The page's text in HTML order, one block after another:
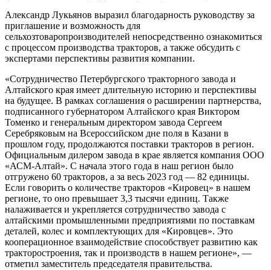
Александр Лукьянов выразил благодарность руководству за
приглашение и возможность для
сельхозтоваропроизводителей непосредственно ознакомиться
с процессом производства тракторов, а также обсудить с
экспертами перспективы развития компании.
«Сотрудничество Петербургского тракторного завода и
Алтайского края имеет длительную историю и перспективы
на будущее. В рамках соглашения о расширении партнерства,
подписанного губернатором Алтайского края Виктором
Томенко и генеральным директором завода Сергеем
Серебряковым на Всероссийском дне поля в Казани в
прошлом году, продолжаются поставки тракторов в регион.
Официальным дилером завода в крае является компания ООО
«АСМ-Алтай». С начала этого года в наш регион было
отгружено 60 тракторов, а за весь 2023 год — 82 единицы.
Если говорить о количестве тракторов «Кировец» в нашем
регионе, то оно превышает 3,3 тысячи единиц. Также
налаживается и укрепляется сотрудничество завода с
алтайскими промышленными предприятиями по поставкам
деталей, колес и комплектующих для «Кировцев». Это
кооперационное взаимодействие способствует развитию как
тракторостроения, так и производств в нашем регионе», —
отметил заместитель председателя правительства.